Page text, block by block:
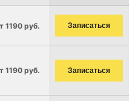
1190 руб. Записаться
1190 руб. Записаться